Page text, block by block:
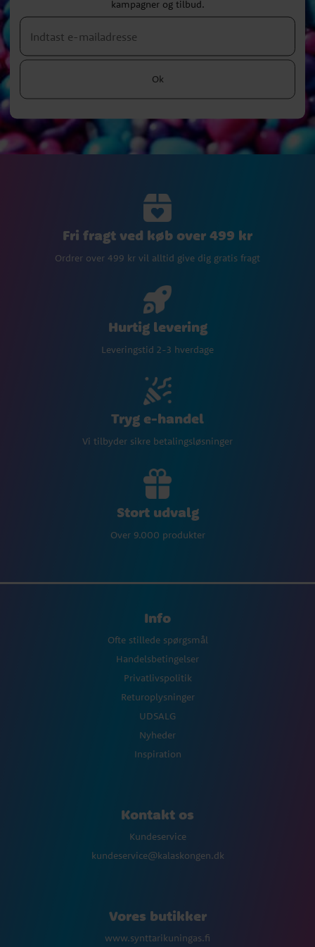
kampagner og tilbud.
Ok
Fri fragt ved køb over 499 kr
Ordrer over 499 kr vil alltid give dig gratis fragt
Hurtig levering
Leveringstid 2-3 hverdage
Tryg e-handel
Vi tilbyder sikre betalingsløsninger
Stort udvalg
Over 9.000 produkter
Info
Ofte stillede spørgsmål
Handelsbetingelser
Privatlivspolitik
Returoplysninger
UDSALG
Nyheder
Inspiration
Kontakt os
Kundeservice
kundeservice@kalaskongen.dk
Vores butikker
www.synttarikuningas.fi